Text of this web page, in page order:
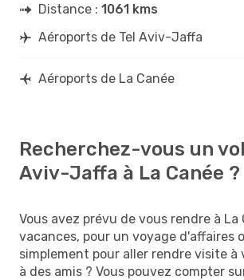
Distance : 1061 kms
Aéroports de Tel Aviv-Jaffa
Aéroports de La Canée
Recherchez-vous un
Aviv-Jaffa à La Canée ?
Vous avez prévu de vous rendre à La
vacances, pour un voyage d'affaires
simplement pour aller rendre visite à
à des amis ? Vous pouvez compter